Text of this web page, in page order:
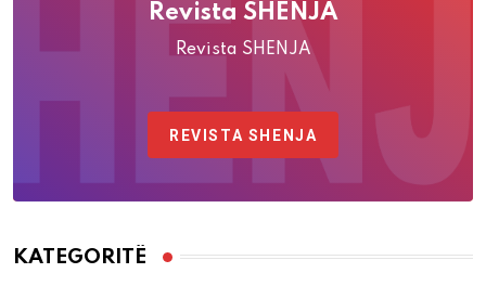
Revista SHENJA
Revista SHENJA
REVISTA SHENJA
KATEGORITË